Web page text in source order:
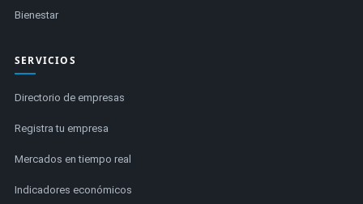
Bienestar
SERVICIOS
Directorio de empresas
Registra tu empresa
Mercados en tiempo real
Indicadores económicos